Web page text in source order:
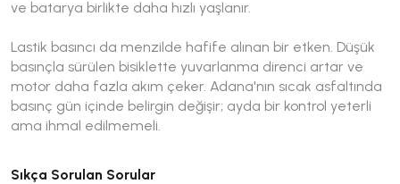
ve batarya birlikte daha hızlı yaşlanır.
Lastik basıncı da menzilde hafife alınan bir etken. Düşük
basınçla sürülen bisiklette yuvarlanma direnci artar ve
motor daha fazla akım çeker. Adana'nın sıcak asfaltında
basınç gün içinde belirgin değişir; ayda bir kontrol yeterli
ama ihmal edilmemeli.
Sıkça Sorulan Sorular